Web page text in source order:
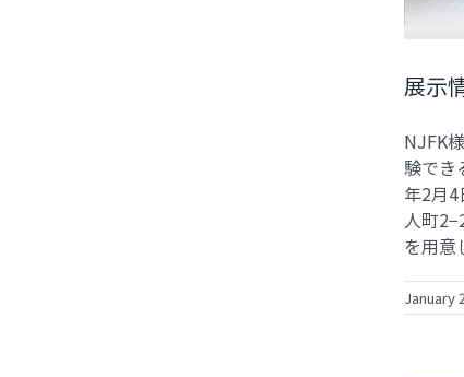
展示
NJFK
験でき
年2月
人町
を用意
January